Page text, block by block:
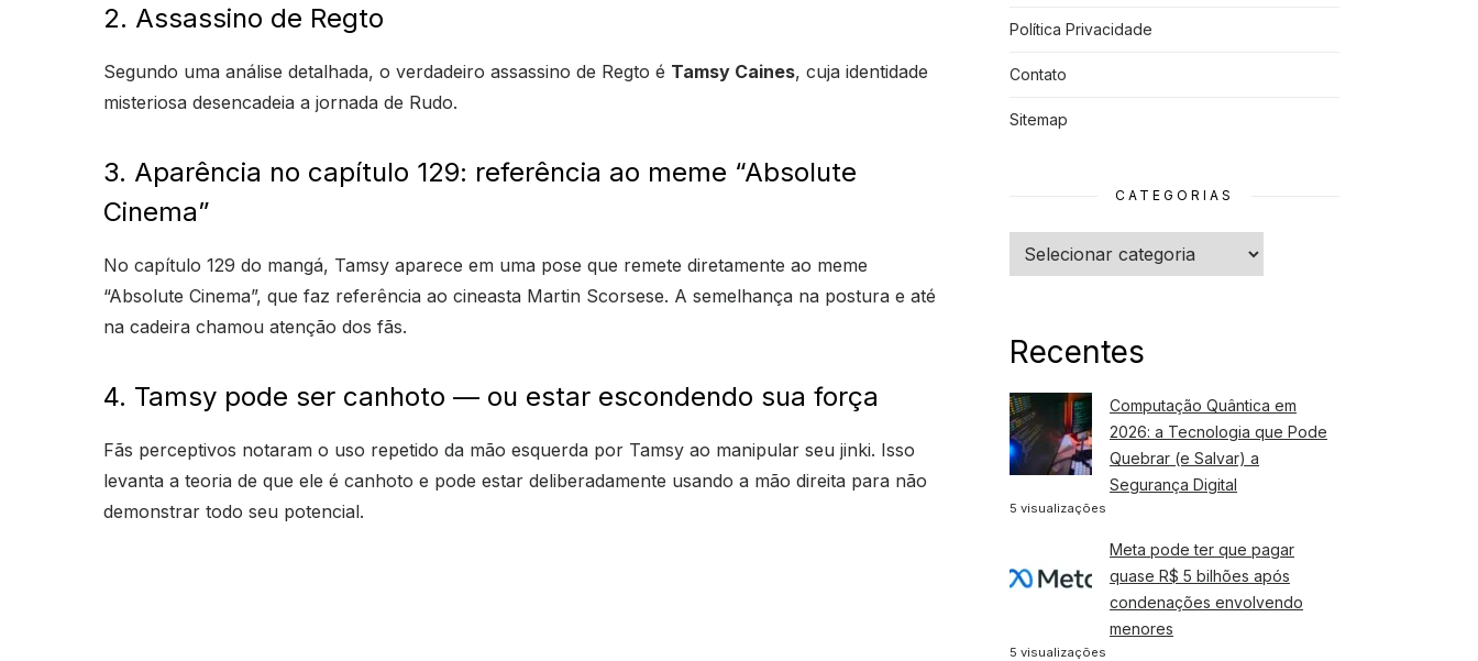
2. Assassino de Regto
Segundo uma análise detalhada, o verdadeiro assassino de Regto é Tamsy Caines, cuja identidade
misteriosa desencadeia a jornada de Rudo.
3. Aparência no capítulo 129: referência ao meme “Absolute
Cinema”
No capítulo 129 do mangá, Tamsy aparece em uma pose que remete diretamente ao meme
“Absolute Cinema”, que faz referência ao cineasta Martin Scorsese. A semelhança na postura e até
na cadeira chamou atenção dos fãs.
4. Tamsy pode ser canhoto — ou estar escondendo sua força
Fãs perceptivos notaram o uso repetido da mão esquerda por Tamsy ao manipular seu jinki. Isso
levanta a teoria de que ele é canhoto e pode estar deliberadamente usando a mão direita para não
demonstrar todo seu potencial.
Política Privacidade
Contato
Sitemap
CATEGORIAS
Categorias
Recentes
Computação Quântica em
2026: a Tecnologia que Pode
Quebrar (e Salvar) a
Segurança Digital
5 visualizações
Meta pode ter que pagar
quase R$ 5 bilhões após
condenações envolvendo
menores
5 visualizações